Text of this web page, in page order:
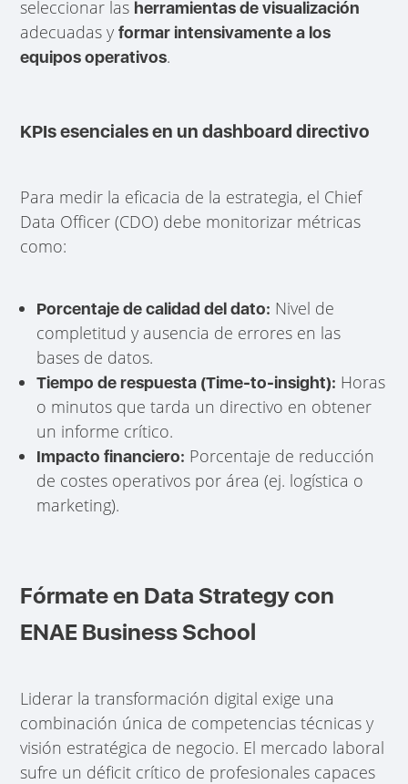
seleccionar las herramientas de visualización
adecuadas yformar intensivamente a los
equipos operativos.
KPIs esenciales en un dashboard directivo
Para medir la eficacia de la estrategia, el Chief
Data Officer (CDO) debe monitorizar métricas
como:
Porcentaje de calidad del dato: Nivel de
completitud y ausencia de errores en las
bases de datos.
Tiempo de respuesta (Time-to-insight): Horas
o minutos que tarda un directivo en obtener
un informe crítico.
Impacto financiero: Porcentaje de reducción
de costes operativos por área (ej. logística o
marketing).
Fórmate en Data Strategy con
ENAE Business School
Liderar la transformación digital exige una
combinación única de competencias técnicas y
visión estratégica de negocio. El mercado laboral
sufre un déficit crítico de profesionales capaces